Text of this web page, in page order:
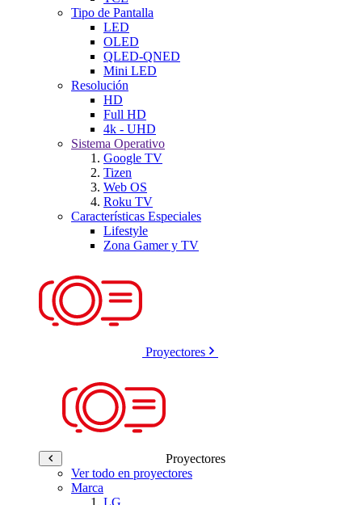
Tipo de Pantalla
LED
OLED
QLED-QNED
Mini LED
Resolución
HD
Full HD
4k - UHD
Sistema Operativo
Google TV
Tizen
Web OS
Roku TV
Características Especiales
Lifestyle
Zona Gamer y TV
Proyectores
Proyectores
Ver todo en proyectores
Marca
LG